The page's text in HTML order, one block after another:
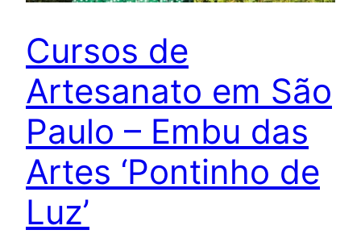
Cursos de
Artesanato em São
Paulo – Embu das
Artes ‘Pontinho de
Luz’